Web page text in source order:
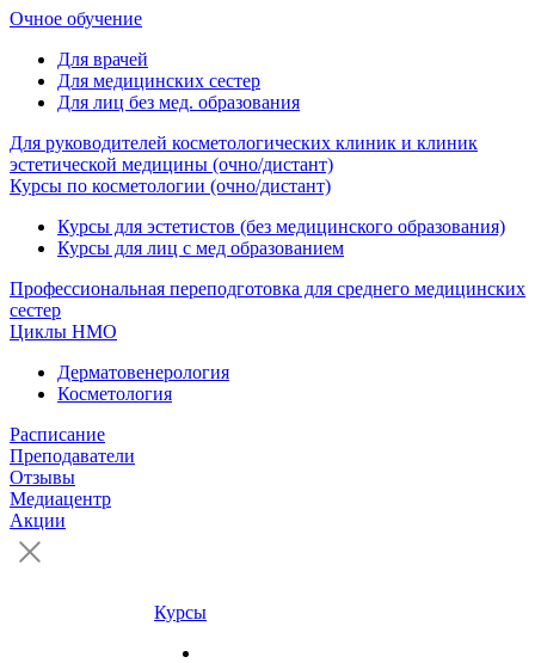
Очное обучение
Для врачей
Для медицинских сестер
Для лиц без мед. образования
Для руководителей косметологических клиник и клиник
эстетической медицины (очно/дистант)
Курсы по косметологии (очно/дистант)
Курсы для эстетистов (без медицинского образования)
Курсы для лиц с мед образованием
Профессиональная переподготовка для среднего медицинских
сестер
Циклы НМО
Дерматовенерология
Косметология
Расписание
Преподаватели
Отзывы
Медиацентр
Акции
Курсы